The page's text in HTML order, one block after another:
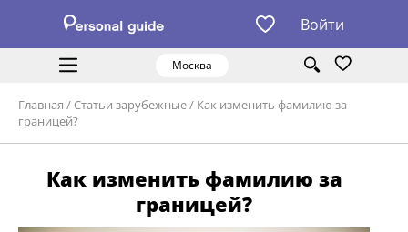
Войти
Москва
Главная / Статьи зарубежные/ Как изменить фамилию за
границей?
Как изменить фамилию за
границей?